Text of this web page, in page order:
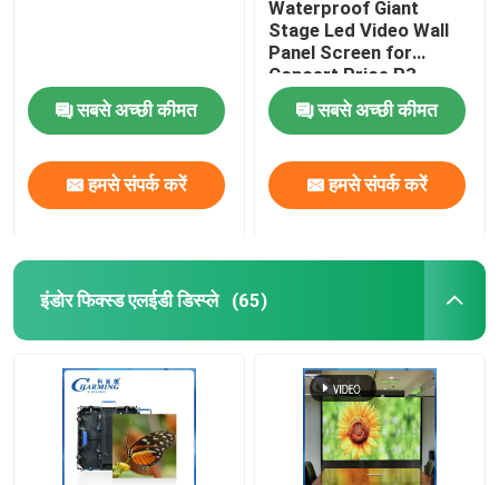
सबसे अच्छी कीमत
हमसे संपर्क करें
Waterproof Giant
Stage Led Video Wall
Panel Screen for
Concert Price,P3
Rental Outdoor Led
Display Screen
Outdoor Led Screen
सबसे अच्छी कीमत
हमसे संपर्क करें
इंडोर फिक्स्ड एलईडी डिस्प्ले (65)